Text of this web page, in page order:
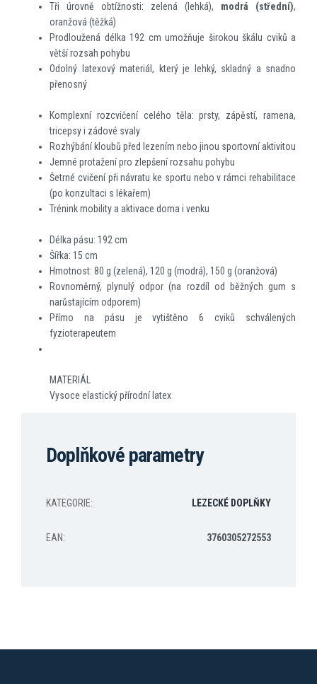
Tři úrovně obtížnosti: zelená (lehká), modrá (střední),
oranžová (těžká)
Prodloužená délka 192 cm umožňuje širokou škálu cviků a
větší rozsah pohybu
Odolný latexový materiál, který je lehký, skladný a snadno
přenosný
Komplexní rozcvičení celého těla: prsty, zápěstí, ramena,
tricepsy i zádové svaly
Rozhýbání kloubů před lezením nebo jinou sportovní aktivitou
Jemné protažení pro zlepšení rozsahu pohybu
Šetrné cvičení při návratu ke sportu nebo v rámci rehabilitace
(po konzultaci s lékařem)
Trénink mobility a aktivace doma i venku
Délka pásu: 192 cm
Šířka: 15 cm
Hmotnost: 80 g (zelená), 120 g (modrá), 150 g (oranžová)
Rovnoměrný, plynulý odpor (na rozdíl od běžných gum s
narůstajícím odporem)
Přímo na pásu je vytištěno 6 cviků schválených
fyzioterapeutem
MATERIÁL
Vysoce elastický přírodní latex
Doplňkové parametry
KATEGORIE: LEZECKÉ DOPLŇKY
EAN: 3760305272553